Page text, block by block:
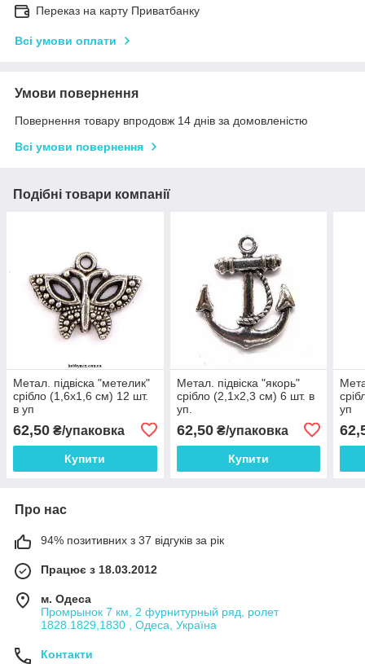
Переказ на карту Приватбанку
Всі умови оплати
Умови повернення
Повернення товару впродовж 14 днів за домовленістю
Всі умови повернення
Подібні товари компанії
Метал. підвіска "метелик"
срібло (1,6х1,6 см) 12 шт.
в уп
62,50 ₴/упаковка
Купити
Метал. підвіска "якорь"
срібло (2,1х2,3 см) 6 шт. в
уп.
62,50₴/упаковка
Купити
уп
Про нас
94% позитивних з 37 відгуків за рік
Працює з 18.03.2012
м. Одеса
Промрынок 7 км, 2 фурнитурный ряд, ролет
1828.1829,1830 , Одеса, Україна
Контакти